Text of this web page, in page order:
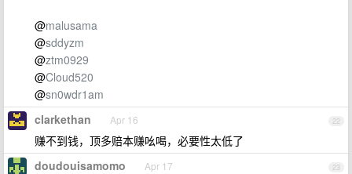
@malusama
@sddyzm
@ztm0929
@Cloud520
@sn0wdr1am
22
clarkethan Apr 16
赚不到钱，顶多赔本赚吆喝，必要性太低了
23
doudouisamomo Apr 17